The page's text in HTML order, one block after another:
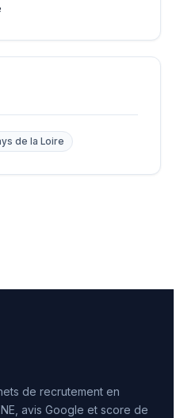
de la Loire
de recrutement en
avis Google et score de